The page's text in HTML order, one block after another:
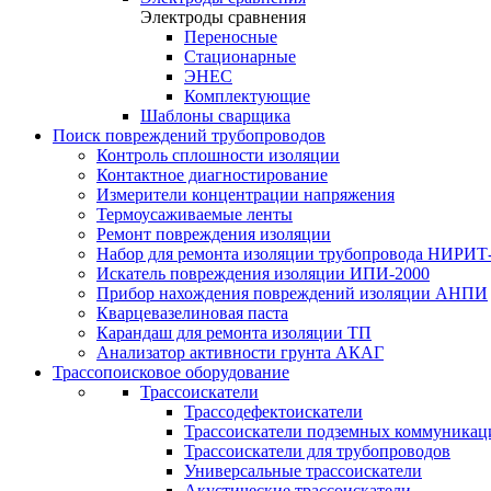
Электроды сравнения
Переносные
Стационарные
ЭНЕС
Комплектующие
Шаблоны сварщика
Поиск повреждений трубопроводов
Контроль сплошности изоляции
Контактное диагностирование
Измерители концентрации напряжения
Термоусаживаемые ленты
Ремонт повреждения изоляции
Набор для ремонта изоляции трубопровода
Искатель повреждения изоляции ИПИ-2000
Прибор нахождения повреждений изоляции АНПИ
Кварцевазелиновая паста
Карандаш для ремонта изоляции ТП
Анализатор активности грунта АКАГ
Трассопоисковое оборудование
Трассоискатели
Трассодефектоискатели
Трассоискатели подземных
Трассоискатели для трубопроводов
Универсальные трассоискатели